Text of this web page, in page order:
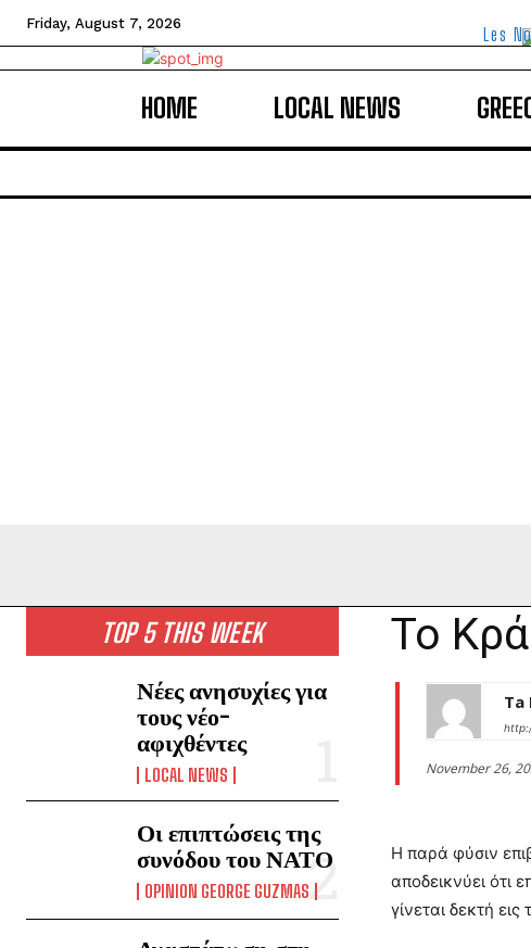
Friday, August 7, 2026
Les
HOME LOCAL NEWS
TOP 5 THIS WEEK
Νέες ανησυχίες για
τους νέο-
αφιχθέντες
LOCAL NEWS
Οι επιπτώσεις της
συνόδου του ΝΑΤΟ
OPINION GEORGE GUZMAS
Το
Ta
November 26,
Η παρά φύσιν
αποδεικνύει ότι
γίνεται δεκτή